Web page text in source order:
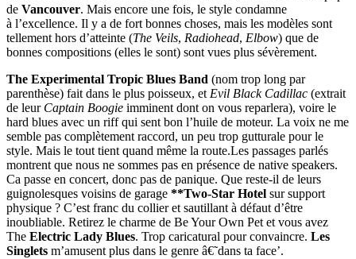
de Vancouver. Mais encore une fois, le style condamne
à l’excellence. Il y a de fort bonnes choses, mais les modèles sont
tellement hors d’atteinte (The Veils, Radiohead, Elbow) que de
bonnes compositions (elles le sont) sont vues plus sévèrement.
The Experimental Tropic Blues Band (nom trop long par
parenthèse) fait dans le plus poisseux, et Evil Black Cadillac (extrait
de leur Captain Boogie imminent dont on vous reparlera), voire le
hard blues avec un riff qui sent bon l’huile de moteur. La voix ne me
semble pas complètement raccord, un peu trop gutturale pour le
style. Mais le tout tient quand même la route.Les passages parlés
montrent que nous ne sommes pas en présence de native speakers.
Ca passe en concert, donc pas de panique. Que reste-il de leurs
guignolesques voisins de garage **Two-Star Hotel sur support
physique ? C’est franc du collier et sautillant à défaut d’être
inoubliable. Retirez le charme de Be Your Own Pet et vous avez
The Electric Lady Blues. Trop caricatural pour convaincre. Les
Singlets m’amusent plus dans le genre â€˜dans ta face’.